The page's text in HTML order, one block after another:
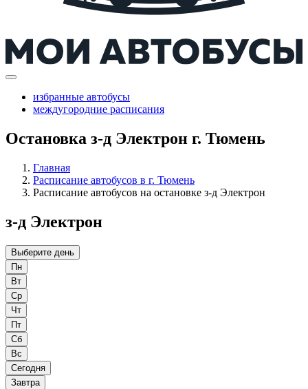
избранные автобусы
междугородние расписания
Остановка з-д Электрон г. Тюмень
Главная
Расписание автобусов в г. Тюмень
Расписание автобусов на остановке з-д Электрон
з-д Электрон
Выберите день
Пн
Вт
Ср
Чт
Пт
Сб
Вс
Сегодня
Завтра